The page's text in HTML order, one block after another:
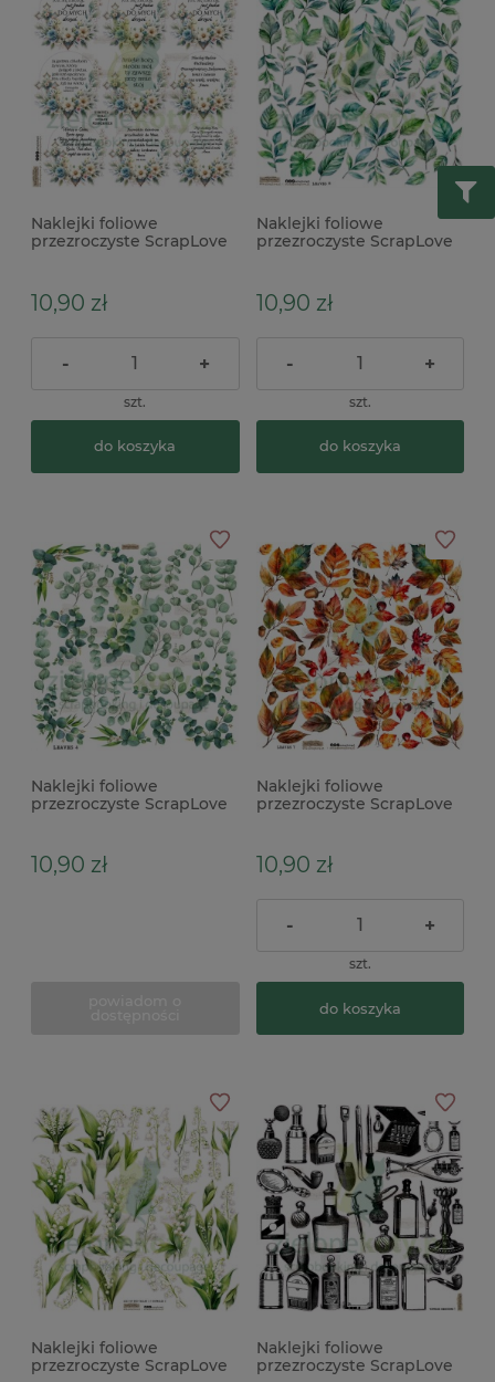
Naklejki foliowe
przezroczyste ScrapLove
10,90 zł
- +
szt.
do koszyka
Naklejki foliowe
przezroczyste ScrapLove
10,90 zł
- +
szt.
do koszyka
Naklejki foliowe
przezroczyste ScrapLove
10,90 zł
Naklejki foliowe
przezroczyste ScrapLove
10,90 zł
- +
szt.
do koszyka
Naklejki foliowe
przezroczyste ScrapLove
Naklejki foliowe
przezroczyste ScrapLove